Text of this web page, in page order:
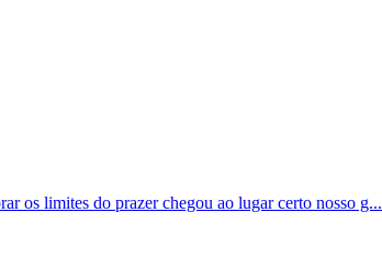
os limites do prazer chegou ao lugar certo nosso g...